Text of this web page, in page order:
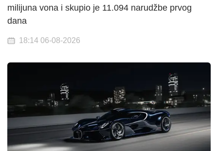
milijuna vona i skupio je 11.094 narudžbe prvog
dana
18:14 06-08-2026